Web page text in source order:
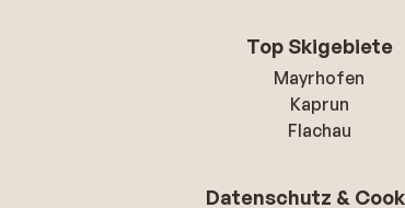
Top Skigebiete
Mayrhofen
Kaprun
Flachau
Datenschutz &